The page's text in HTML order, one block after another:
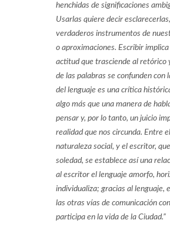
henchidas de significaciones
Usarlas quiere decir
verdaderos instrumentos de
o aproximaciones. Escribir
actitud que trasciende al retórico
de las palabras se confunden con
del lenguaje es una crítica
algo más que una manera de
pensar y, por lo tanto, un juicio
realidad que nos circunda. Entre
naturaleza social, y el escritor,
soledad, se establece así una
al escritor el lenguaje amorfo,
individualiza; gracias al lenguaje,
las otras vías de comunicación
participa en la vida de la Ciudad.”